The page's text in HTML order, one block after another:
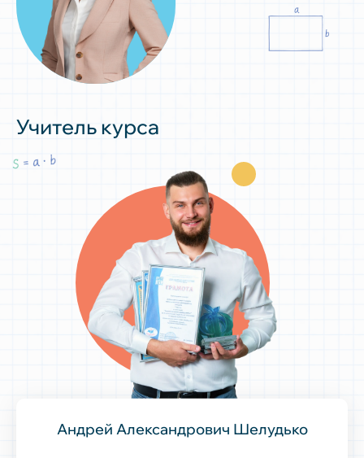
Учитель курса
Андрей Александрович Шелудько